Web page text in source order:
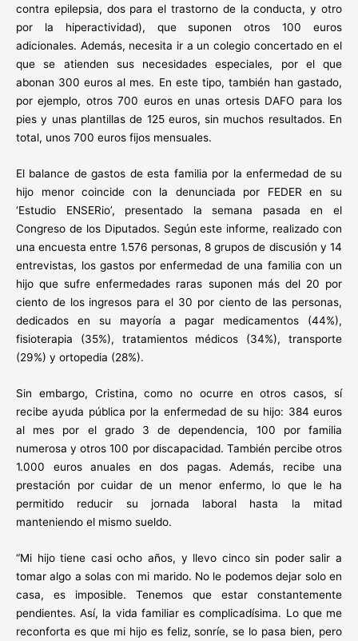
contra epilepsia, dos para el trastorno de la conducta, y otro
por la hiperactividad), que suponen otros 100 euros
adicionales. Además, necesita ir a un colegio concertado en el
que se atienden sus necesidades especiales, por el que
abonan 300 euros al mes. En este tipo, también han gastado,
por ejemplo, otros 700 euros en unas ortesis DAFO para los
pies y unas plantillas de 125 euros, sin muchos resultados. En
total, unos 700 euros fijos mensuales.
El balance de gastos de esta familia por la enfermedad de su
hijo menor coincide con la denunciada por FEDER en su
‘Estudio ENSERio’, presentado la semana pasada en el
Congreso de los Diputados. Según este informe, realizado con
una encuesta entre 1.576 personas, 8 grupos de discusión y 14
entrevistas, los gastos por enfermedad de una familia con un
hijo que sufre enfermedades raras suponen más del 20 por
ciento de los ingresos para el 30 por ciento de las personas,
dedicados en su mayoría a pagar medicamentos (44%),
fisioterapia (35%), tratamientos médicos (34%), transporte
(29%) y ortopedia (28%).
Sin embargo, Cristina, como no ocurre en otros casos, sí
recibe ayuda pública por la enfermedad de su hijo: 384 euros
al mes por el grado 3 de dependencia, 100 por familia
numerosa y otros 100 por discapacidad. También percibe otros
1.000 euros anuales en dos pagas. Además, recibe una
prestación por cuidar de un menor enfermo, lo que le ha
permitido reducir su jornada laboral hasta la mitad
manteniendo el mismo sueldo.
“Mi hijo tiene casi ocho años, y llevo cinco sin poder salir a
tomar algo a solas con mi marido. No le podemos dejar solo en
casa, es imposible. Tenemos que estar constantemente
pendientes. Así, la vida familiar es complicadísima. Lo que me
reconforta es que mi hijo es feliz, sonríe, se lo pasa bien, pero